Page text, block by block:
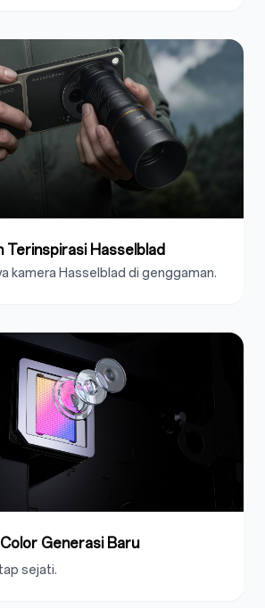
Terinspirasi Hasselblad
kamera Hasselblad di genggaman.
Generasi Baru
sejati.